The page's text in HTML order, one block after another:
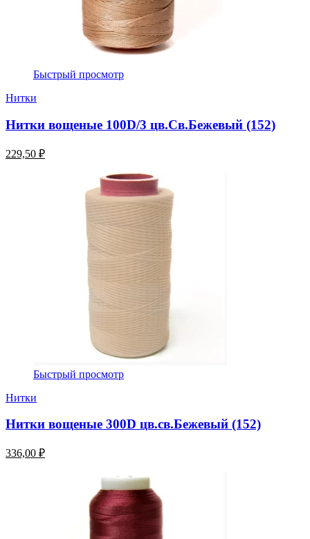
Быстрый просмотр
Нитки
Нитки вощеные 100D/3 цв.Св.Бежевый (152)
229,50 ₽
Быстрый просмотр
Нитки
Нитки вощеные 300D цв.св.Бежевый (152)
336,00 ₽